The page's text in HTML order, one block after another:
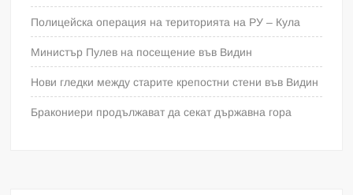
Полицейска операция на територията на РУ – Кула
Министър Пулев на посещение във Видин
Нови гледки между старите крепостни стени във Видин
Бракониери продължават да секат държавна гора